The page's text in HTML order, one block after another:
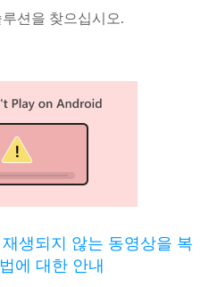
션을 찾으십시오.
생되지 않는 동영상을 복
에 대한 안내